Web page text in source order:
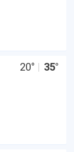
20° | 35°